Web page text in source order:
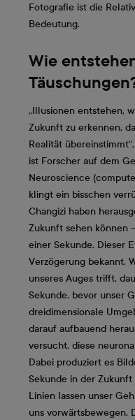
Fotografie ist die
Bedeutung.
Wie
„Illusionen entstehen,
Zukunft zu erkennen,
Realität
ist Forscher auf dem
Neuroscience
klingt ein bisschen
Changizi haben
Zukunft sehen können
einer Sekunde. Dieser
Verzögerung bekannt.
unseres Auges trifft,
Sekunde, bevor unser
dreidimensionale
darauf aufbauend
versucht, diese
Dabei produziert es
Sekunde in der
Linien lassen unser
uns vorwärtsbewegen.